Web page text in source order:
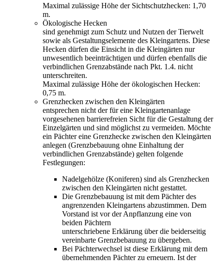
Maximal zulässige Höhe der Sichtschutzhecken: 1,70
m.
Ökologische Hecken
sind genehmigt zum Schutz und Nutzen der Tierwelt
sowie als Gestaltungselemente des Kleingartens. Diese
Hecken dürfen die Einsicht in die Kleingärten nur
unwesentlich beeinträchtigen und dürfen ebenfalls die
verbindlichen Grenzabstände nach Pkt. 1.4. nicht
unterschreiten.
Maximal zulässige Höhe der ökologischen Hecken:
0,75 m.
Grenzhecken zwischen den Kleingärten
entsprechen nicht der für eine Kleingartenanlage
vorgesehenen barrierefreien Sicht für die Gestaltung der
Einzelgärten und sind möglichst zu vermeiden. Möchte
ein Pächter eine Grenzhecke zwischen den Kleingärten
anlegen (Grenzbebauung ohne Einhaltung der
verbindlichen Grenzabstände) gelten folgende
Festlegungen:
Nadelgehölze (Koniferen) sind als Grenzhecken
zwischen den Kleingärten nicht gestattet.
Die Grenzbebauung ist mit dem Pächter des
angrenzenden Kleingartens abzustimmen. Dem
Vorstand ist vor der Anpflanzung eine von
beiden Pächtern
unterschriebene Erklärung über die beiderseitig
vereinbarte Grenzbebauung zu übergeben.
Bei Pächterwechsel ist diese Erklärung mit dem
übernehmenden Pächter zu erneuern. Ist der